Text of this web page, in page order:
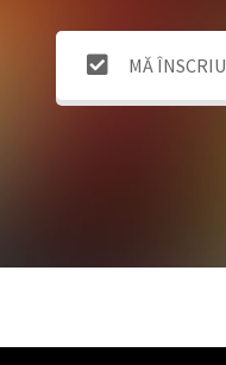
MĂ ÎNSCRIU